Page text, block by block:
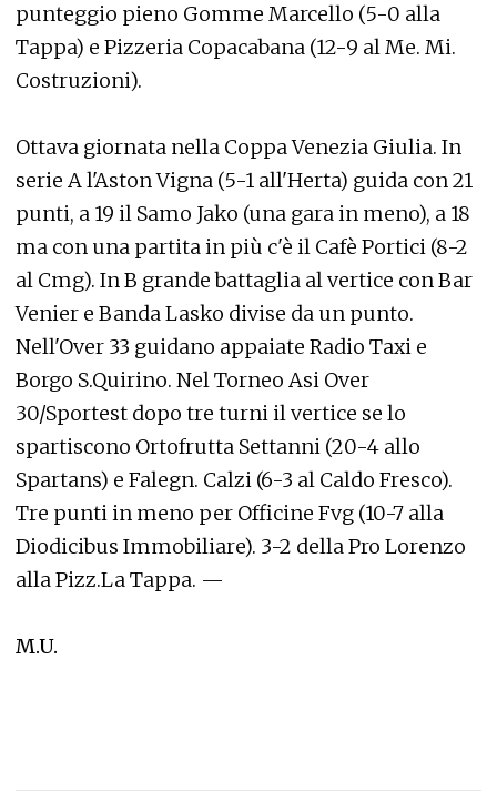
punteggio pieno Gomme Marcello (5-0 alla
Tappa) e Pizzeria Copacabana (12-9 al Me. Mi.
Costruzioni).
Ottava giornata nella Coppa Venezia Giulia. In
serie A l'Aston Vigna (5-1 all'Herta) guida con 21
punti, a 19 il Samo Jako (una gara in meno), a 18
ma con una partita in più c'è il Cafè Portici (8-2
al Cmg). In B grande battaglia al vertice con Bar
Venier e Banda Lasko divise da un punto.
Nell'Over 33 guidano appaiate Radio Taxi e
Borgo S.Quirino. Nel Torneo Asi Over
30/Sportest dopo tre turni il vertice se lo
spartiscono Ortofrutta Settanni (20-4 allo
Spartans) e Falegn. Calzi (6-3 al Caldo Fresco).
Tre punti in meno per Officine Fvg (10-7 alla
Diodicibus Immobiliare). 3-2 della Pro Lorenzo
alla Pizz.La Tappa. —
M.U.